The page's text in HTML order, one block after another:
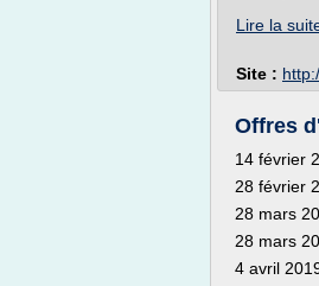
Lire la
Site :
Offres
14 février
28 février
28 mars
28 mars
4 avril